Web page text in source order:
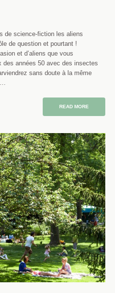
de science-fiction les aliens
de question et pourtant !
et d’aliens que vous
années 50 avec des insectes
sans doute à la même
READ MORE